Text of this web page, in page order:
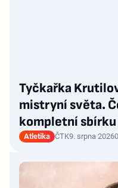
Tyčkařka
mistryní světa.
kompletní
Atletika ČTK9. srpna 2026